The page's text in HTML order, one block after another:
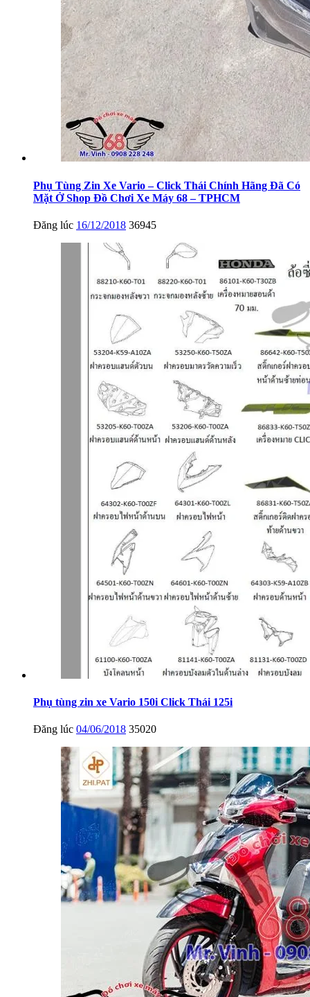
Phụ Tùng Zin Xe Vario – Click Thái Chính Hãng Đã Có
Mặt Ở Shop Đồ Chơi Xe Máy 68 – TPHCM
Đăng lúc 16/12/2018 36945
Phụ tùng zin xe Vario 150i Click Thái 125i
Đăng lúc 04/06/2018 35020